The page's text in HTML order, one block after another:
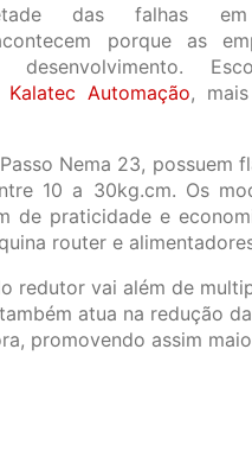
das falhas
porque as
desenvolvimento.
Kalatec Automação,
Nema 23, possuem
10 a 30kg.cm. Os
de praticidade e
router e
redutor vai além de
atua na redução
promovendo assim